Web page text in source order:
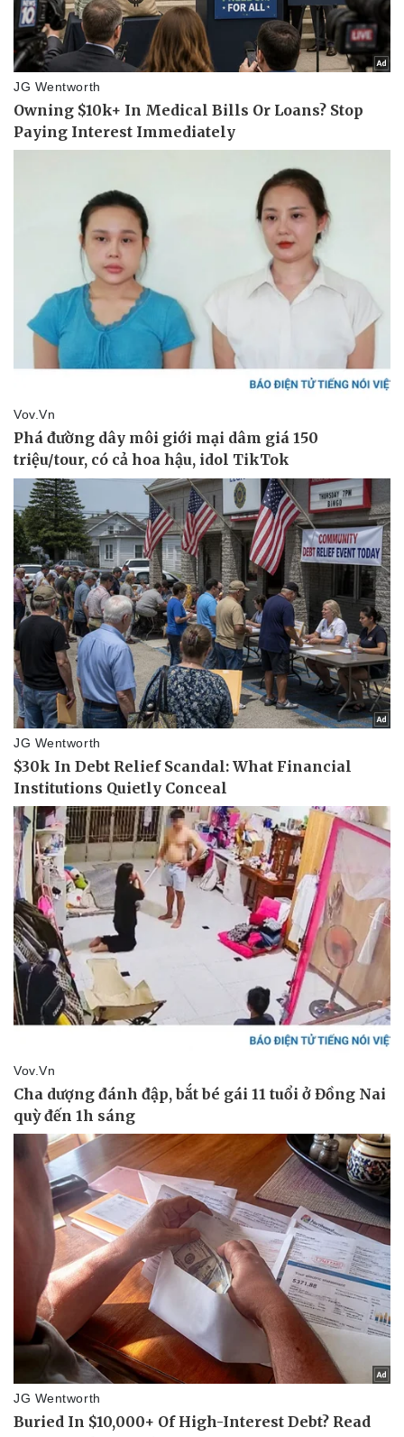
Pháp luật
Vụ án
Quân sự - Quốc phòng
Vũ khí
Phân tích
Bóng đá
Thế giới thể thao
Ô tô - Xe máy
Tư vấn